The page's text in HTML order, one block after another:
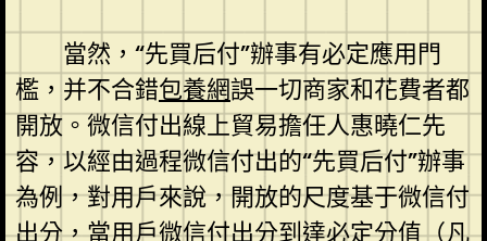
當然，“先買后付”辦事有必定應用門
檻，并不合錯包養網誤一切商家和花費者都
開放。微信付出線上貿易擔任人惠曉仁先
容，以經由過程微信付出的“先買后付”辦事
為例，對用戶來說，開放的尺度基于微信付
出分，當用戶微信付出分到達必定分值（凡